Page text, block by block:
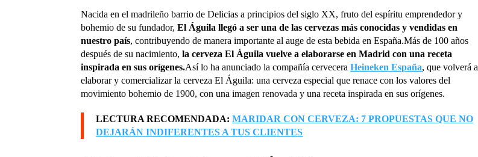
Nacida en el madrileño barrio de Delicias a principios del siglo XX, fruto del espíritu emprendedor y
bohemio de su fundador,El Águila llegó a ser una de las cervezas más conocidas y vendidas en
nuestro país, contribuyendo de manera importante al auge de esta bebida en España.Más de 100 años
después de su nacimiento, la cerveza El Águila vuelve a elaborarse en Madrid con una receta
inspirada en sus orígenes.Así lo ha anunciado la compañía cerveceraHeineken España, que volverá a
elaborar y comercializar la cerveza El Águila: una cerveza especial que renace con los valores del
movimiento bohemio de 1900, con una imagen renovada y una receta inspirada en sus orígenes.
LECTURA RECOMENDADA:MARIDAR CON CERVEZA: 7 PROPUESTAS QUE NO
DEJARÁN INDIFERENTES A TUS CLIENTES